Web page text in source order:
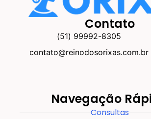
Contato
(51) 99992-8305
contato@reinodosorixas.com.br
Navegação
Consultas